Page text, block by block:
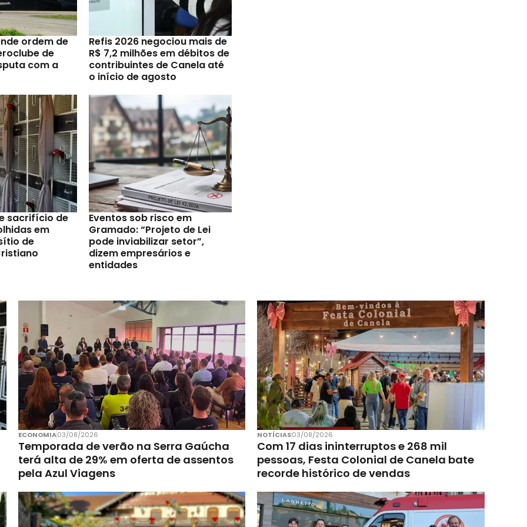
ordem de
de
com a
Refis 2026 negociou mais de
R$ 7,2 milhões em débitos de
contribuintes de Canela até
o início de agosto
sacrifício de
em
de
Eventos sob risco em
Gramado: “Projeto de Lei
pode inviabilizar setor”,
dizem empresários e
entidades
ECONOMIA03/08/2026
Temporada de verão na Serra Gaúcha
terá alta de 29% em oferta de assentos
pela Azul Viagens
NOTÍCIAS03/08/2026
Com 17 dias ininterruptos e 268 mil
pessoas, Festa Colonial de Canela bate
recorde histórico de vendas